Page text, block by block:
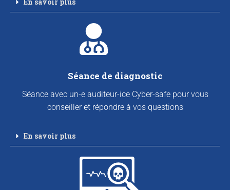
En savoir plus
Séance de diagnostic
Séance avec un-e auditeur-ice Cyber-safe pour vous
conseiller et répondre à vos questions
En savoir plus